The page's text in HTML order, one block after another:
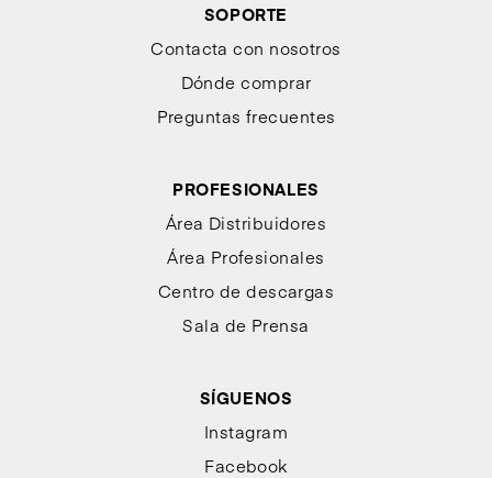
SOPORTE
Contacta con nosotros
Dónde comprar
Preguntas frecuentes
PROFESIONALES
Área Distribuidores
Área Profesionales
Centro de descargas
Sala de Prensa
SÍGUENOS
Instagram
Facebook